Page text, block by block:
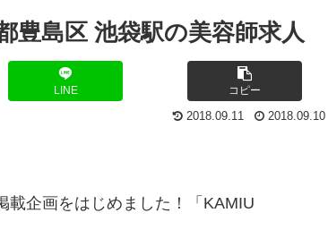
豊島区 池袋駅の美容師求人
LINE コピー
2018.09.11 2018.09.10
載企画をはじめました！「KAMIU